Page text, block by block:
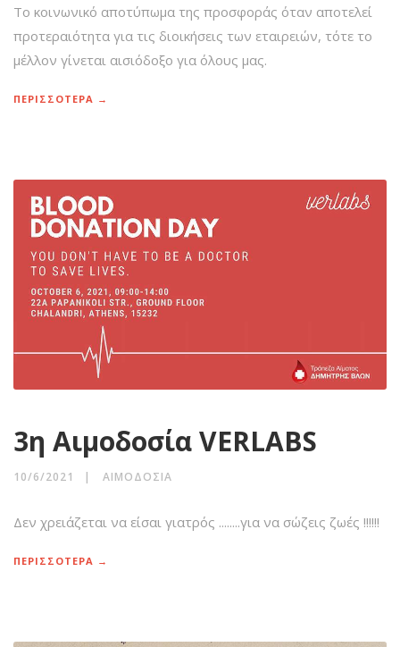
Το κοινωνικό αποτύπωμα της προσφοράς όταν αποτελεί
προτεραιότητα για τις διοικήσεις των εταιρειών, τότε το
μέλλον γίνεται αισιόδοξο για όλους μας.
ΠΕΡΙΣΣΟΤΕΡΑ →
3η Αιμοδοσία VERLABS
10/6/2021 ΑΙΜΟΔΟΣΊΑ
Δεν χρειάζεται να είσαι γιατρός ........για να σώζεις ζωές !!!!!!
ΠΕΡΙΣΣΟΤΕΡΑ →